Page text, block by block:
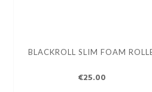
BLACKROLL SLIM FOAM
€25.00